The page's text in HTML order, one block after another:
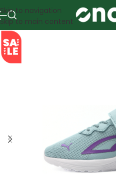
Skip to navigation
Skip to main content
SALE